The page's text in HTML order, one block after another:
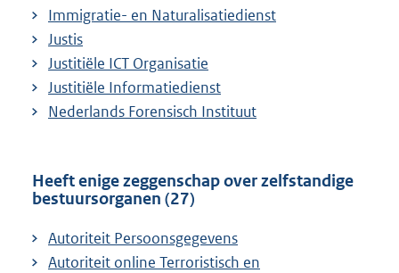
l
i
n
k
:
Immigratie- en Naturalisatiedienst
Justis
Justitiële ICT Organisatie
Justitiële Informatiedienst
Nederlands Forensisch Instituut
Heeft enige zeggenschap over zelfstandige
bestuursorganen (27)
Autoriteit Persoonsgegevens
Autoriteit online Terroristisch en